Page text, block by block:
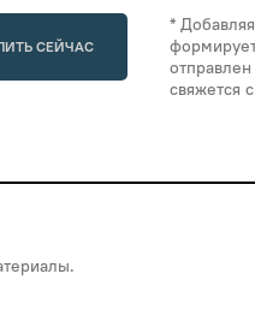
СЕЙЧАС
*
свяжется